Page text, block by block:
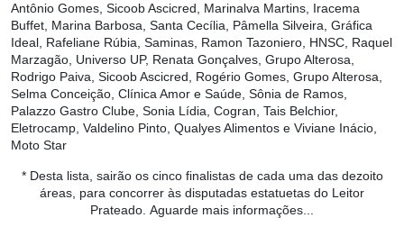
Antônio Gomes, Sicoob Ascicred, Marinalva Martins, Iracema
Buffet, Marina Barbosa, Santa Cecília, Pâmella Silveira, Gráfica
Ideal, Rafeliane Rúbia, Saminas, Ramon Tazoniero, HNSC, Raquel
Marzagão, Universo UP, Renata Gonçalves, Grupo Alterosa,
Rodrigo Paiva, Sicoob Ascicred, Rogério Gomes, Grupo Alterosa,
Selma Conceição, Clínica Amor e Saúde, Sônia de Ramos,
Palazzo Gastro Clube, Sonia Lídia, Cogran, Tais Belchior,
Eletrocamp, Valdelino Pinto, Qualyes Alimentos e Viviane Inácio,
Moto Star
* Desta lista, sairão os cinco finalistas de cada uma das dezoito
áreas, para concorrer às disputadas estatuetas do Leitor
Prateado. Aguarde mais informações...